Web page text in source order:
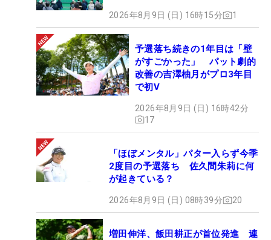
2026年8月9日 (日) 16時15分 1
予選落ち続きの1年目は「壁
がすごかった」 パット劇的
改善の吉澤柚月がプロ3年目
で初V
2026年8月9日 (日) 16時42分
17
「ほぼメンタル」パター入らず今季
2度目の予選落ち 佐久間朱莉に何
が起きている？
2026年8月9日 (日) 08時39分 20
増田伸洋、飯田耕正が首位発進 連